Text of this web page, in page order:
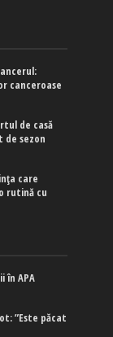
canceroase
de casă
de sezon
care
rutină cu
în APA
”Este păcat